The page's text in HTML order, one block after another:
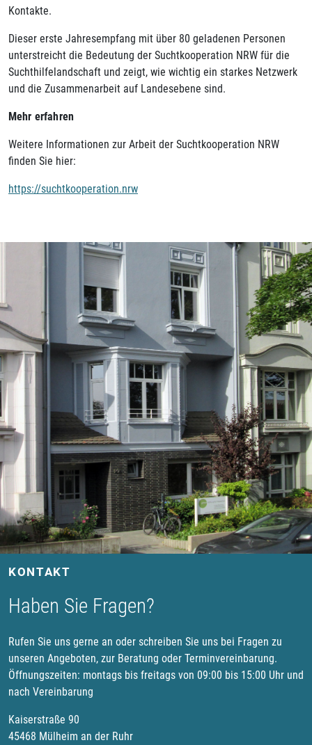
Kontakte.
Dieser erste Jahresempfang mit über 80 geladenen Personen
unterstreicht die Bedeutung der Suchtkooperation NRW für die
Suchthilfelandschaft und zeigt, wie wichtig ein starkes Netzwerk
und die Zusammenarbeit auf Landesebene sind.
Mehr erfahren
Weitere Informationen zur Arbeit der Suchtkooperation NRW
finden Sie hier:
https://suchtkooperation.nrw
KONTAKT
Haben Sie Fragen?
Rufen Sie uns gerne an oder schreiben Sie uns bei Fragen zu
unseren Angeboten, zur Beratung oder Terminvereinbarung.
Öffnungszeiten: montags bis freitags von 09:00 bis 15:00 Uhr und
nach Vereinbarung
Kaiserstraße 90
45468 Mülheim an der Ruhr